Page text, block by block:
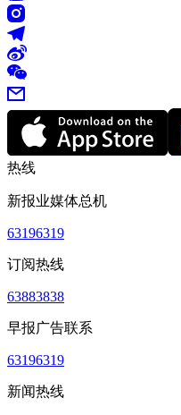
热线
新报业媒体总机
63196319
订阅热线
63883838
早报广告联系
63196319
新闻热线